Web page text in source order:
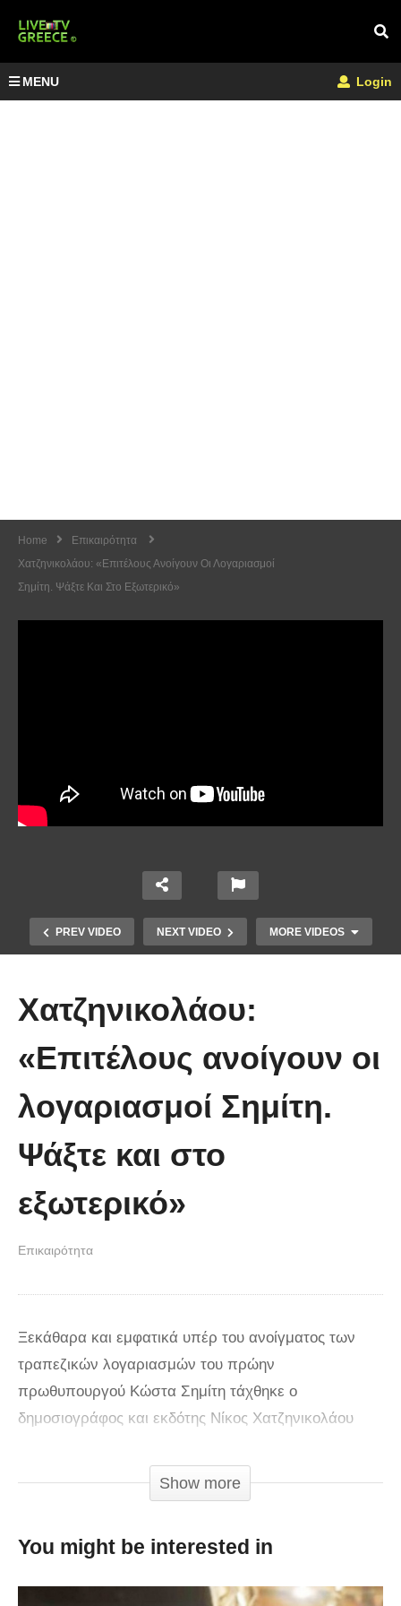
MENU Login
Home
Επικαιρότητα
Χατζηνικολάου: «Επιτέλους Ανοίγουν Οι Λογαριασμοί
Σημίτη. Ψάξτε Και Στο Εξωτερικό»
PREV VIDEO NEXT VIDEO MORE VIDEOS
πρώτη στιγμή και συγκίνησε το
νοηματική με ένα μικρό κορίτσι
Χατζηνικολάου:
«Επιτέλους ανοίγουν οι
λογαριασμοί Σημίτη.
Ψάξτε και στο
εξωτερικό»
Επικαιρότητα
Ξεκάθαρα και εμφατικά υπέρ του ανοίγματος των
τραπεζικών λογαριασμών του πρώην
πρωθυπουργού Κώστα Σημίτη τάχθηκε ο
δημοσιογράφος και εκδότης Νίκος Χατζηνικολάου
Μάλιστα, ο ίδιος διερωτήθηκε γιατί γίνεται λόγος για
«στοχοποίηση» του πρώην πρωθυπουργού από την
αποκαλυφθεί ότι δύο κορυφαίοι υπουργοί του
Show more
You might be interested in